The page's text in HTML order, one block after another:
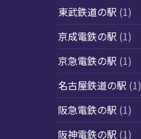
東武鉄道の駅 (1)
京成電鉄の駅 (1)
京急電鉄の駅 (1)
名古屋鉄道の駅 (1)
阪急電鉄の駅 (1)
阪神電鉄の駅 (1)